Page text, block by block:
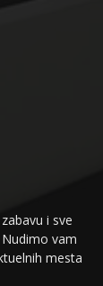
i sve
vam
mesta